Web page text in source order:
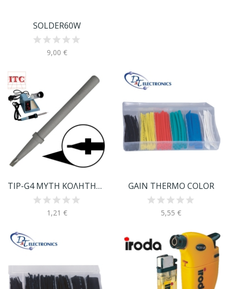
SOLDER60W
9,00 €
TIP-G4 ΜΥΤΗ ΚΟΛΗΤΗΡΙΟΥ
1,21 €
GAIN THERMO COLOR
5,55 €